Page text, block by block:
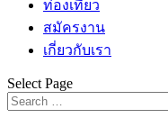
ท่องเที่ยว
สมัครงาน
เกี่ยวกับเรา
Select Page